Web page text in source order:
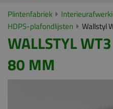
Plintenfabriek
HDPS-plafondlijsten
Wallstyl
WALLSTYL
80 MM